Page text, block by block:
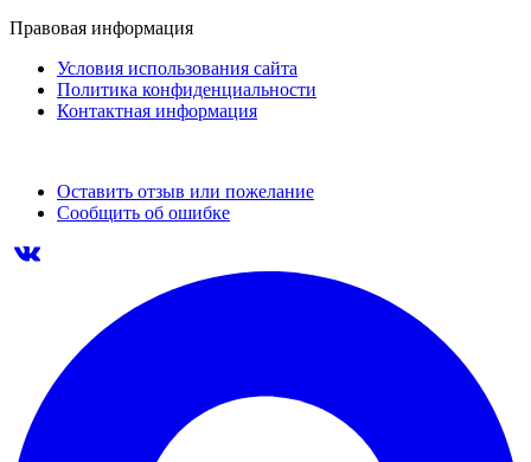
Правовая информация
Условия использования сайта
Политика конфиденциальности
Контактная информация
Оставить отзыв или пожелание
Сообщить об ошибке